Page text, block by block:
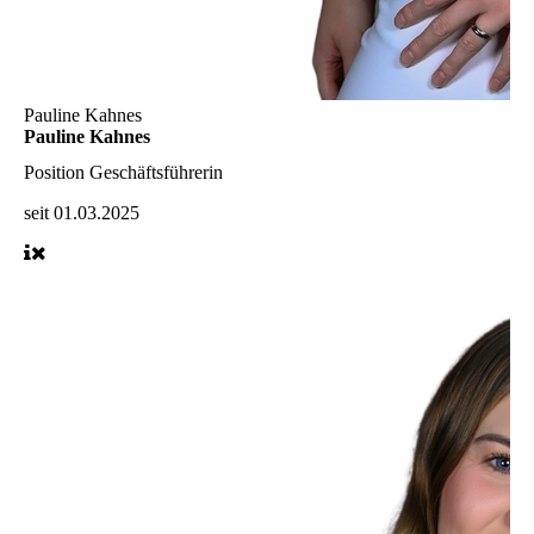
Pauline Kahnes
Pauline Kahnes
Position Geschäftsführerin
seit 01.03.2025